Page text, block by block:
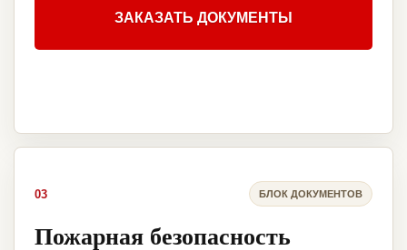
ЗАКАЗАТЬ ДОКУМЕНТЫ
03 БЛОК ДОКУМЕНТОВ
Пожарная безопасность